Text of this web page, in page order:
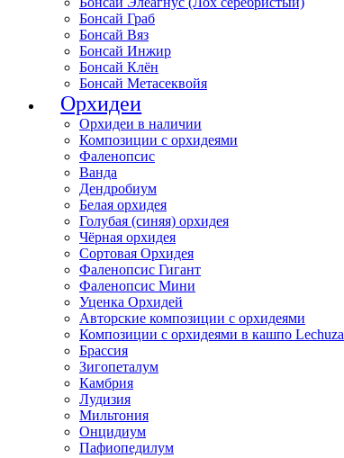
Бонсай Граб
Бонсай Вяз
Бонсай Инжир
Бонсай Клён
Бонсай Метасеквойя
Орхидеи
Орхидеи в наличии
Композиции с орхидеями
Фаленопсис
Ванда
Дендробиум
Белая орхидея
Голубая (синяя) орхидея
Чёрная орхидея
Сортовая Орхидея
Фаленопсис Гигант
Фаленопсис Мини
Уценка Орхидей
Авторские композиции с орхидеями
Композиции с орхидеями в кашпо Lechuza
Брассия
Зигопеталум
Камбрия
Лудизия
Мильтония
Онцидиум
Пафиопедилум